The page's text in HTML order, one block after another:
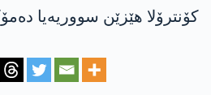
کۆنترۆلا هێزێن سووریەیا